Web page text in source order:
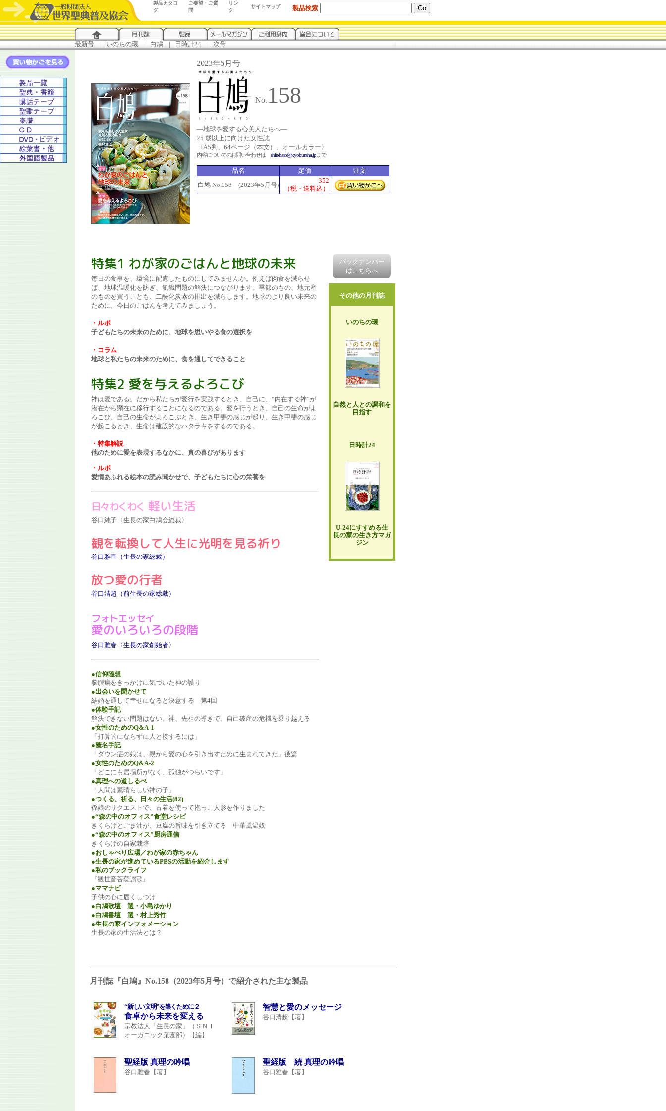
製品カタロ
グ
ご要望・ご質
問
リン
ク
サイトマップ 製品検索
最新号 | いのちの環 | 白鳩 | 日時計24 | 次号
2023年5月号
No. 158
―地球を愛する心美人たちへ―
25 歳以上に向けた女性誌
〈A5判、64ページ（本文）、オールカラー〉
内容についてのお問い合わせは shirohato@kyobunsha.jpまで
品名 定価
注文
白鳩 No.158 (2023年5月号)
352
（税・送料込）
特集1 わが家のごはんと地球の未来
毎日の食事を、環境に配慮したものにしてみませんか。例えば肉食を減らせ
ば、地球温暖化を防ぎ、飢餓問題の解決につながります。季節のもの、地元産
のものを買うことも、二酸化炭素の排出を減らします。地球のより良い未来の
ために、今日のごはんを考えてみましょう。
・ルポ
子どもたちの未来のために、地球を思いやる食の選択を
・コラム
地球と私たちの未来のために、食を通してできること
特集2 愛を与えるよろこび
神は愛である。だから私たちが愛行を実践するとき、自己に、“内在する神”が
潜在から顕在に移行することになるのである。愛を行うとき、自己の生命がよ
ろこび、自己の生命がよろこぶとき、生き甲斐の感じが起り、生き甲斐の感じ
が起こるとき、生命は建設的なハタラキをするのである。
・特集解説
他のために愛を表現するなかに、真の喜びがあります
・ルポ
愛情あふれる絵本の読み聞かせで、子どもたちに心の栄養を
日々わくわく 軽い生活
谷口純子〈生長の家白鳩会総裁〉
観を転換して人生に光明を見る祈り
谷口雅宣（生長の家総裁）
放つ愛の行者
谷口清超（前生長の家総裁）
フォトエッセイ
愛のいろいろの段階
谷口雅春〈生長の家創始者〉
●信仰随想
脳腫瘍をきっかけに気づいた神の護り
●出会いを聞かせて
結婚を通して幸せになると決意する 第4回
●体験手記
解決できない問題はない。神、先祖の導きで、自己破産の危機を乗り越える
●女性のためのQ&A-1
「打算的にならずに人と接するには」
●匿名手記
「ダウン症の娘は、親から愛の心を引き出すために生まれてきた」後篇
●女性のためのQ&A-2
「どこにも居場所がなく、孤独がつらいです」
●真理への道しるべ
「人間は素晴らしい神の子」
●つくる、祈る、日々の生活(82)
孫娘のリクエストで、古着を使って抱っこ人形を作りました
●“森の中のオフィス”食堂レシピ
きくらげとごま油が、豆腐の旨味を引き立てる 中華風温奴
●“森の中のオフィス”厨房通信
きくらげの自家栽培
●おしゃべり広場／わが家の赤ちゃん
●生長の家が進めているPBSの活動を紹介します
●私のブックライフ
『観世音菩薩讃歌』
●ママナビ
子供の心に届くしつけ
●白鳩歌壇 選・小島ゆかり
●白鳩書壇 選・村上秀竹
●生長の家インフォメーション
生長の家の生活法とは？
バックナンバー
はこちらへ
その他の月刊誌
いのちの環
自然と人との調和を
目指す
日時計24
U-24にすすめる生
長の家の生き方マガ
ジン
月刊誌『白鳩』No.158（2023年5月号）で紹介された主な製品
“新しい文明”を築くために２
食卓から未来を変える
宗教法人「生長の家」（ＳＮＩ
オーガニック菜園部）【編】
智慧と愛のメッセージ
谷口清超【著】
聖経版 真理の吟唱
谷口雅春【著】
聖経版 続 真理の吟唱
谷口雅春【著】